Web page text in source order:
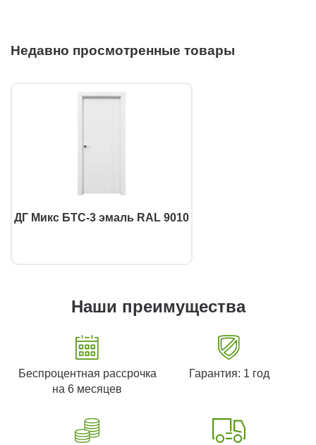
Недавно просмотренные товары
ДГ Микс БТС-3 эмаль RAL 9010
Наши преимущества
Беспроцентная рассрочка
на 6 месяцев
Гарантия: 1 год